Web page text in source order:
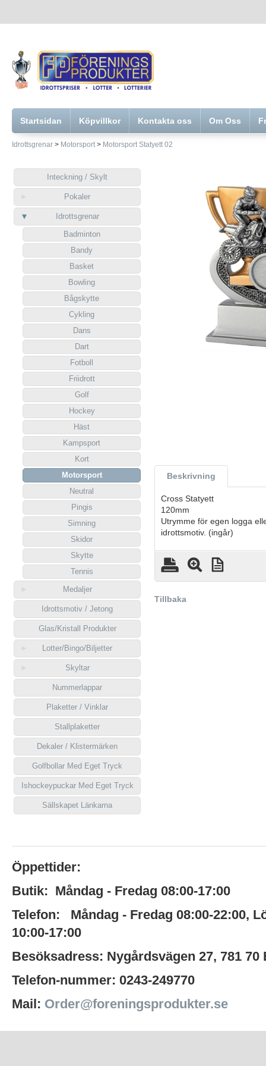
Startsidan Köpvillkor Kontakta oss Om Oss
Idrottsgrenar > Motorsport> Motorsport Statyett 02
Inteckning / Skylt
Pokaler
Idrottsgrenar
Badminton
Bandy
Basket
Bowling
Bågskytte
Cykling
Dans
Dart
Fotboll
Friidrott
Golf
Hockey
Häst
Kampsport
Kort
Motorsport
Neutral
Pingis
Simning
Skidor
Skytte
Tennis
Medaljer
Idrottsmotiv / Jetong
Glas/Kristall Produkter
Lotter/Bingo/Biljetter
Skyltar
Nummerlappar
Plaketter / Vinklar
Stallplaketter
Dekaler / Klistermärken
Golfbollar Med Eget Tryck
Ishockeypuckar Med Eget Tryck
Sällskapet Länkarna
Beskrivning
Cross Statyett
120mm
Utrymme för egen logga
idrottsmotiv. (ingår)
Tillbaka
Öppettider:
Butik: Måndag - Fredag 08:00-17:00
Telefon: Måndag - Fredag 08:00-22:00,
10:00-17:00
Besöksadress: Nygårdsvägen 27, 781 70
Telefon-nummer: 0243-249770
Mail: Order@foreningsprodukter.se